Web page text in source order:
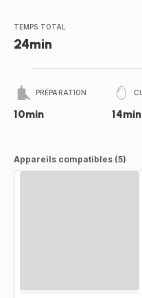
TEMPS TOTAL
24min
PRÉPARATION
10min 14min
Appareils compatibles (5)